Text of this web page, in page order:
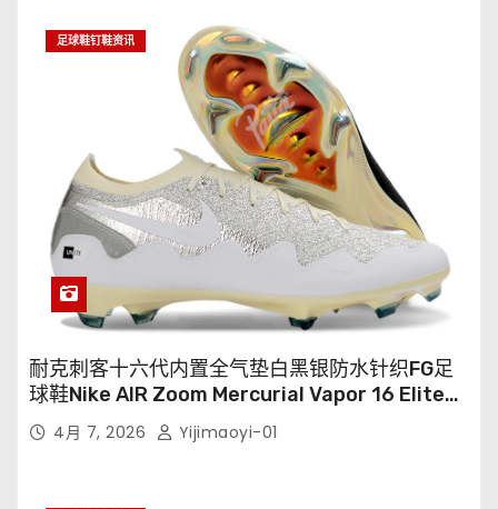
足球鞋钉鞋资讯
耐克刺客十六代内置全气垫白黑银防水针织FG足
球鞋Nike AIR Zoom Mercurial Vapor 16 Elite
XXV FG35-45
4月 7, 2026 Yijimaoyi-01